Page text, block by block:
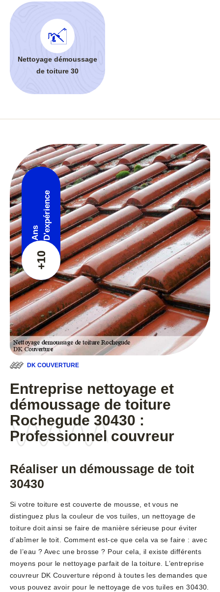
Nettoyage démoussage
de toiture 30
+10
Ans D'expérience
DK COUVERTURE
Entreprise nettoyage et
démoussage de toiture
Rochegude 30430 :
Professionnel couvreur
Réaliser un démoussage de toit
30430
Si votre toiture est couverte de mousse, et vous ne
distinguez plus la couleur de vos tuiles, un nettoyage de
toiture doit ainsi se faire de manière sérieuse pour éviter
d’abîmer le toit. Comment est-ce que cela va se faire : avec
de l’eau ? Avec une brosse ? Pour cela, il existe différents
moyens pour le nettoyage parfait de la toiture. L’entreprise
couvreur DK Couverture répond à toutes les demandes que
vous pouvez avoir pour le nettoyage de vos tuiles en 30430.